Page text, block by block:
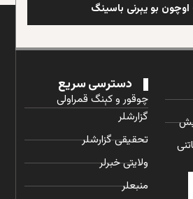
بو یېرنی باسینگ
دسترسی سریع
چوقور و کېنگ قمراولی
گزارشلر
تحقیقی گزارشلر
ولایتی خبرلر
منبعلر